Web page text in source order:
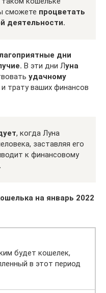
сможете процветать
деятельности.
дни
В эти дни Луна
удачному
трату ваших финансов
, когда Луна
заставляя его
к финансовому
на январь 2022
будет кошелек,
в этот период